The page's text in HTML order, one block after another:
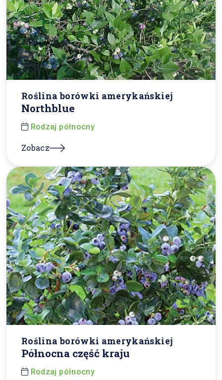
Roślina borówki amerykańskiej
Northblue
Rodzaj północny
Zobacz
Roślina borówki amerykańskiej
Północna część kraju
Rodzaj północny